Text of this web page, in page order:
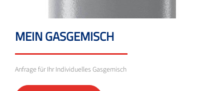
MEIN GASGEMISCH
Anfrage für Ihr Individuelles Gasgemisch